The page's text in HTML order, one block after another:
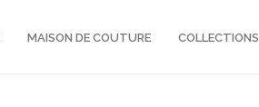
MAISON DE COUTURE COLLECTIONS